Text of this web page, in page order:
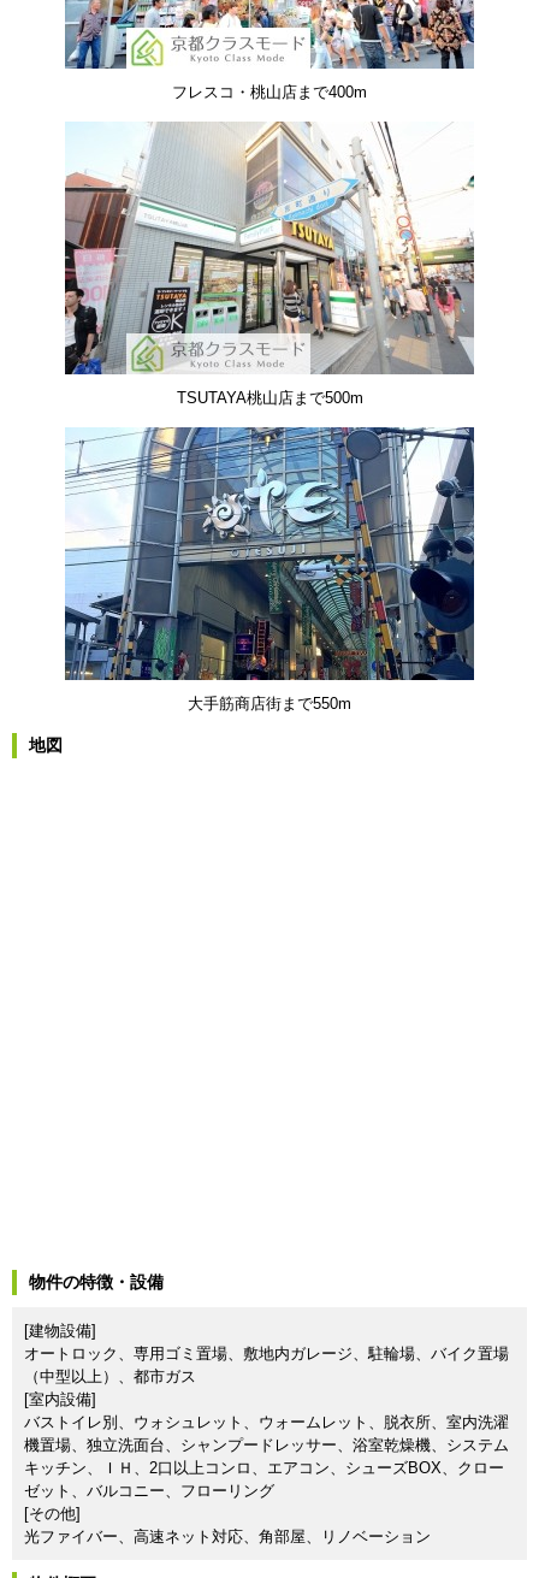
フレスコ・桃山店まで400m
TSUTAYA桃山店まで500m
大手筋商店街まで550m
地図
物件の特徴・設備
[建物設備]
オートロック、専用ゴミ置場、敷地内ガレージ、駐輪場、バイク置場
（中型以上）、都市ガス
[室内設備]
バストイレ別、ウォシュレット、ウォームレット、脱衣所、室内洗濯
機置場、独立洗面台、シャンプードレッサー、浴室乾燥機、システム
キッチン、ＩＨ、2口以上コンロ、エアコン、シューズBOX、クロー
ゼット、バルコニー、フローリング
[その他]
光ファイバー、高速ネット対応、角部屋、リノベーション